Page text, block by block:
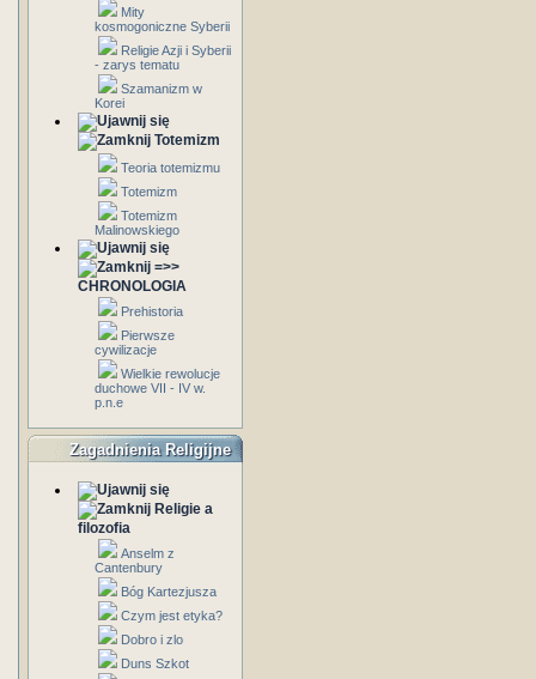
Mity
kosmogoniczne Syberii
Religie Azji i Syberii
- zarys tematu
Szamanizm w
Korei
Totemizm
Teoria totemizmu
Totemizm
Totemizm
Malinowskiego
=>>
CHRONOLOGIA
Prehistoria
Pierwsze
cywilizacje
Wielkie rewolucje
duchowe VII - IV w.
p.n.e
Zagadnienia Religijne
Religie a
filozofia
Anselm z
Cantenbury
Bóg Kartezjusza
Czym jest etyka?
Dobro i zlo
Duns Szkot